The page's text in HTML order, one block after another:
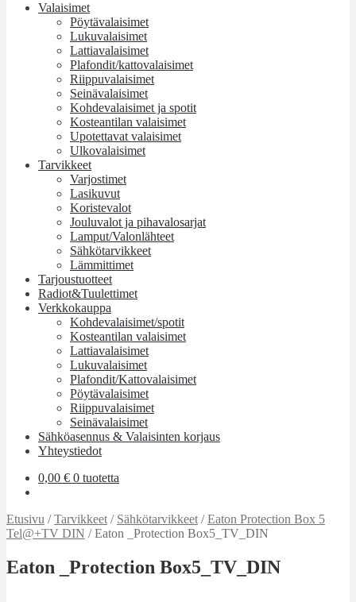
Valaisimet
Pöytävalaisimet
Lukuvalaisimet
Lattiavalaisimet
Plafondit/kattovalaisimet
Riippuvalaisimet
Seinävalaisimet
Kohdevalaisimet ja spotit
Kosteantilan valaisimet
Upotettavat valaisimet
Ulkovalaisimet
Tarvikkeet
Varjostimet
Lasikuvut
Koristevalot
Jouluvalot ja pihavalosarjat
Lamput/Valonlähteet
Sähkötarvikkeet
Lämmittimet
Tarjoustuotteet
Radiot&Tuulettimet
Verkkokauppa
Kohdevalaisimet/spotit
Kosteantilan valaisimet
Lattiavalaisimet
Lukuvalaisimet
Plafondit/Kattovalaisimet
Pöytävalaisimet
Riippuvalaisimet
Seinävalaisimet
Sähköasennus & Valaisinten korjaus
Yhteystiedot
0,00 € 0 tuotetta
Etusivu /Tarvikkeet / Sähkötarvikkeet /Eaton Protection Box 5
Tel@+TV DIN /Eaton _Protection Box5_TV_DIN
Eaton _Protection Box5_TV_DIN